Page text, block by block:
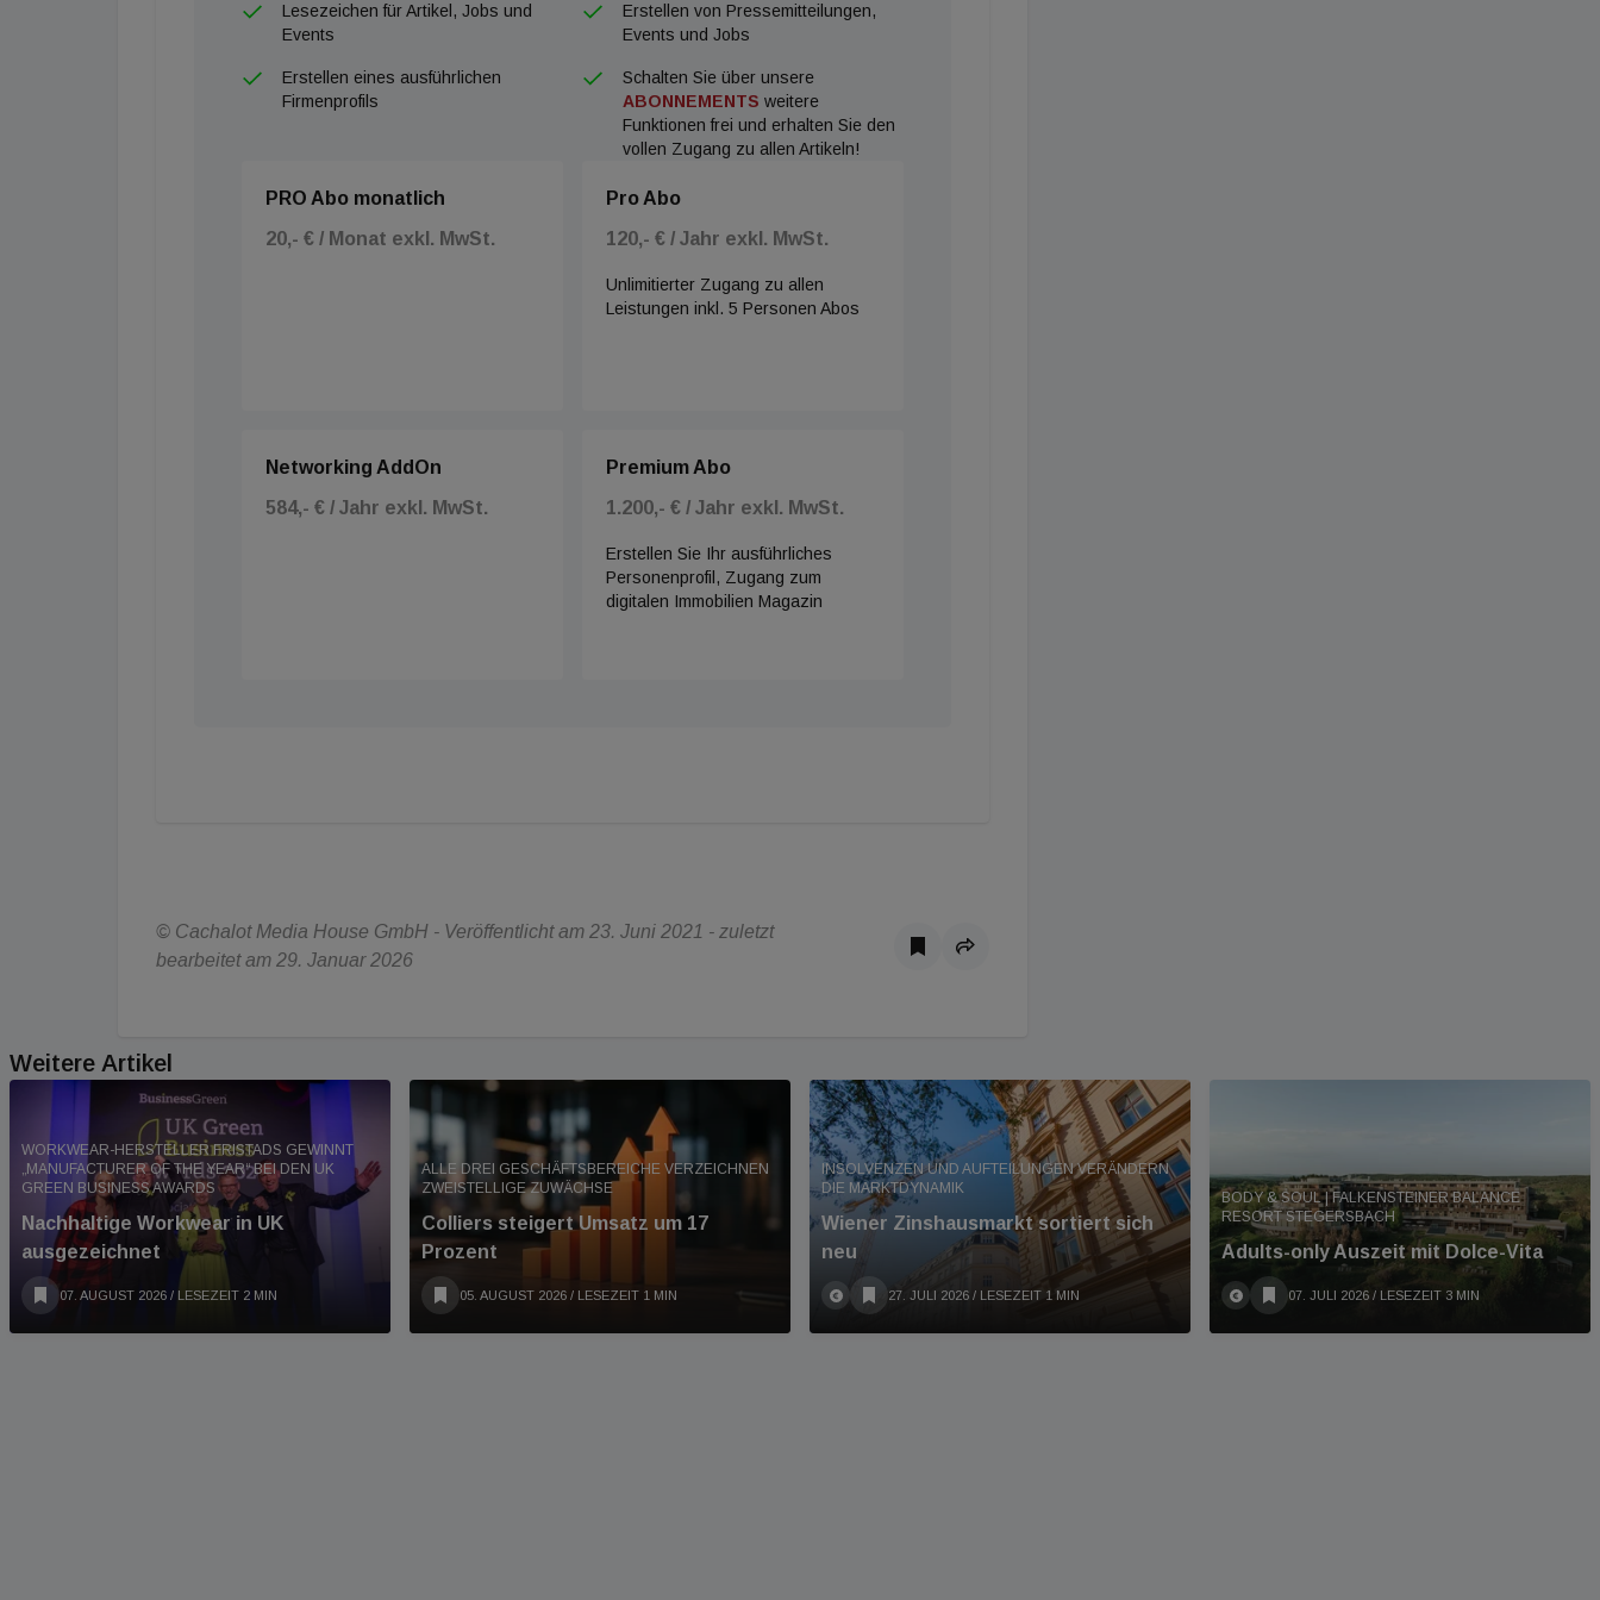
Lesezeichen für Artikel, Jobs und
Events
Erstellen von Pressemitteilungen,
Events und Jobs
Erstellen eines ausführlichen
Firmenprofils
Schalten Sie über unsere
ABONNEMENTS weitere
Funktionen frei und erhalten Sie den
vollen Zugang zu allen Artikeln!
PRO Abo monatlich
20,- € / Monat exkl. MwSt.
Pro Abo
120,- € / Jahr exkl. MwSt.
Unlimitierter Zugang zu allen
Leistungen inkl. 5 Personen Abos
Networking AddOn
584,- € / Jahr exkl. MwSt.
Premium Abo
1.200,- € / Jahr exkl. MwSt.
Erstellen Sie Ihr ausführliches
Personenprofil, Zugang zum
digitalen Immobilien Magazin
© Cachalot Media House GmbH - Veröffentlicht am 23. Juni 2021 - zuletzt
bearbeitet am 29. Januar 2026
Weitere Artikel
WORKWEAR-HERSTELLER FRISTADS GEWINNT
„MANUFACTURER OF THE YEAR“ BEI DEN UK
GREEN BUSINESS AWARDS
Nachhaltige Workwear in UK
ausgezeichnet
07. AUGUST 2026 / LESEZEIT 2 MIN
ALLE DREI GESCHÄFTSBEREICHE VERZEICHNEN
ZWEISTELLIGE ZUWÄCHSE
Colliers steigert Umsatz um 17
Prozent
05. AUGUST 2026 / LESEZEIT 1 MIN
INSOLVENZEN UND AUFTEILUNGEN VERÄNDERN
DIE MARKTDYNAMIK
Wiener Zinshausmarkt sortiert sich
neu
27. JULI 2026 / LESEZEIT 1 MIN
BODY & SOUL | FALKENSTEINER BALANCE
RESORT STEGERSBACH
Adults-only Auszeit mit Dolce-Vita
07. JULI 2026 / LESEZEIT 3 MIN